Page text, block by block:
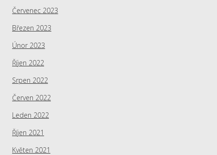
Červenec 2023
Březen 2023
Únor 2023
Říjen 2022
Srpen 2022
Červen 2022
Leden 2022
Říjen 2021
Květen 2021